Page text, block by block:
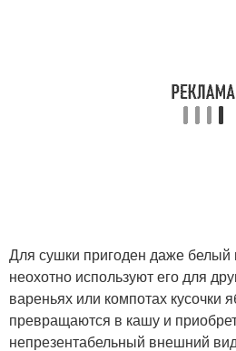
Для сушки пригоден даже белый
неохотно используют его для
вареньях или компотах кусочки
превращаются в кашу и
непрезентабельный внешний